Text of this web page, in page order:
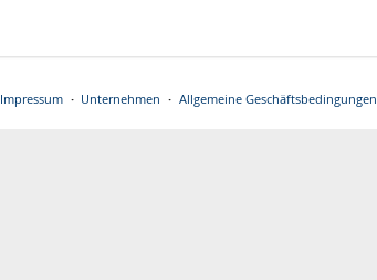
Impressum Unternehmen Allgemeine Geschäftsbedingungen